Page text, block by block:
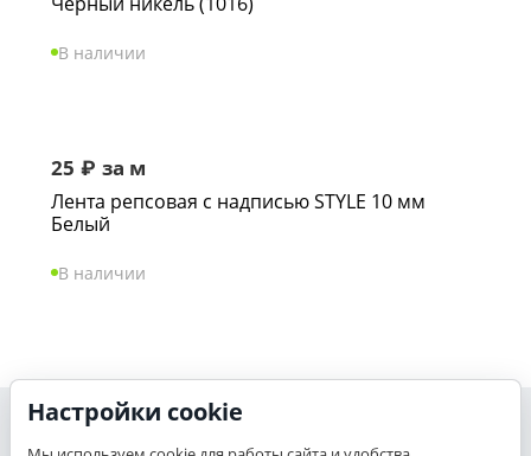
В наличии
25 ₽ за м
Лента репсовая с надписью STYLE 10 мм
Белый
В наличии
Моя учетная запись
Настройки cookie